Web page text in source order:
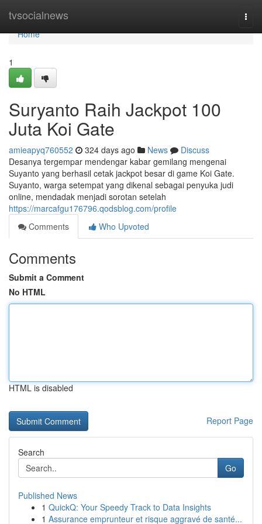
tvsocialnews
Home
Home
1
Suryanto Raih Jackpot 100
Juta Koi Gate
amieapyq760552 324 days ago News
Discuss
Desanya tergempar mendengar kabar gemilang mengenai
Suyanto yang berhasil cetak jackpot besar di game Koi Gate.
Suyanto, warga setempat yang dikenal sebagai penyuka judi
online, mendadak menjadi sorotan setelah
https://marcafgu176796.qodsblog.com/profile
Comments
Who Upvoted
Comments
Submit a Comment
No HTML
HTML is disabled
Report Page
Search
Go
Published News
1 QuickQ: Your Speedy Track to Data Insights
1 Assurance emprunteur et risque aggravé de santé...